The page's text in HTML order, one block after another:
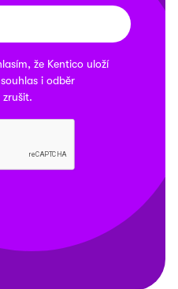
že Kentico uloží
i odběr
zrušit.